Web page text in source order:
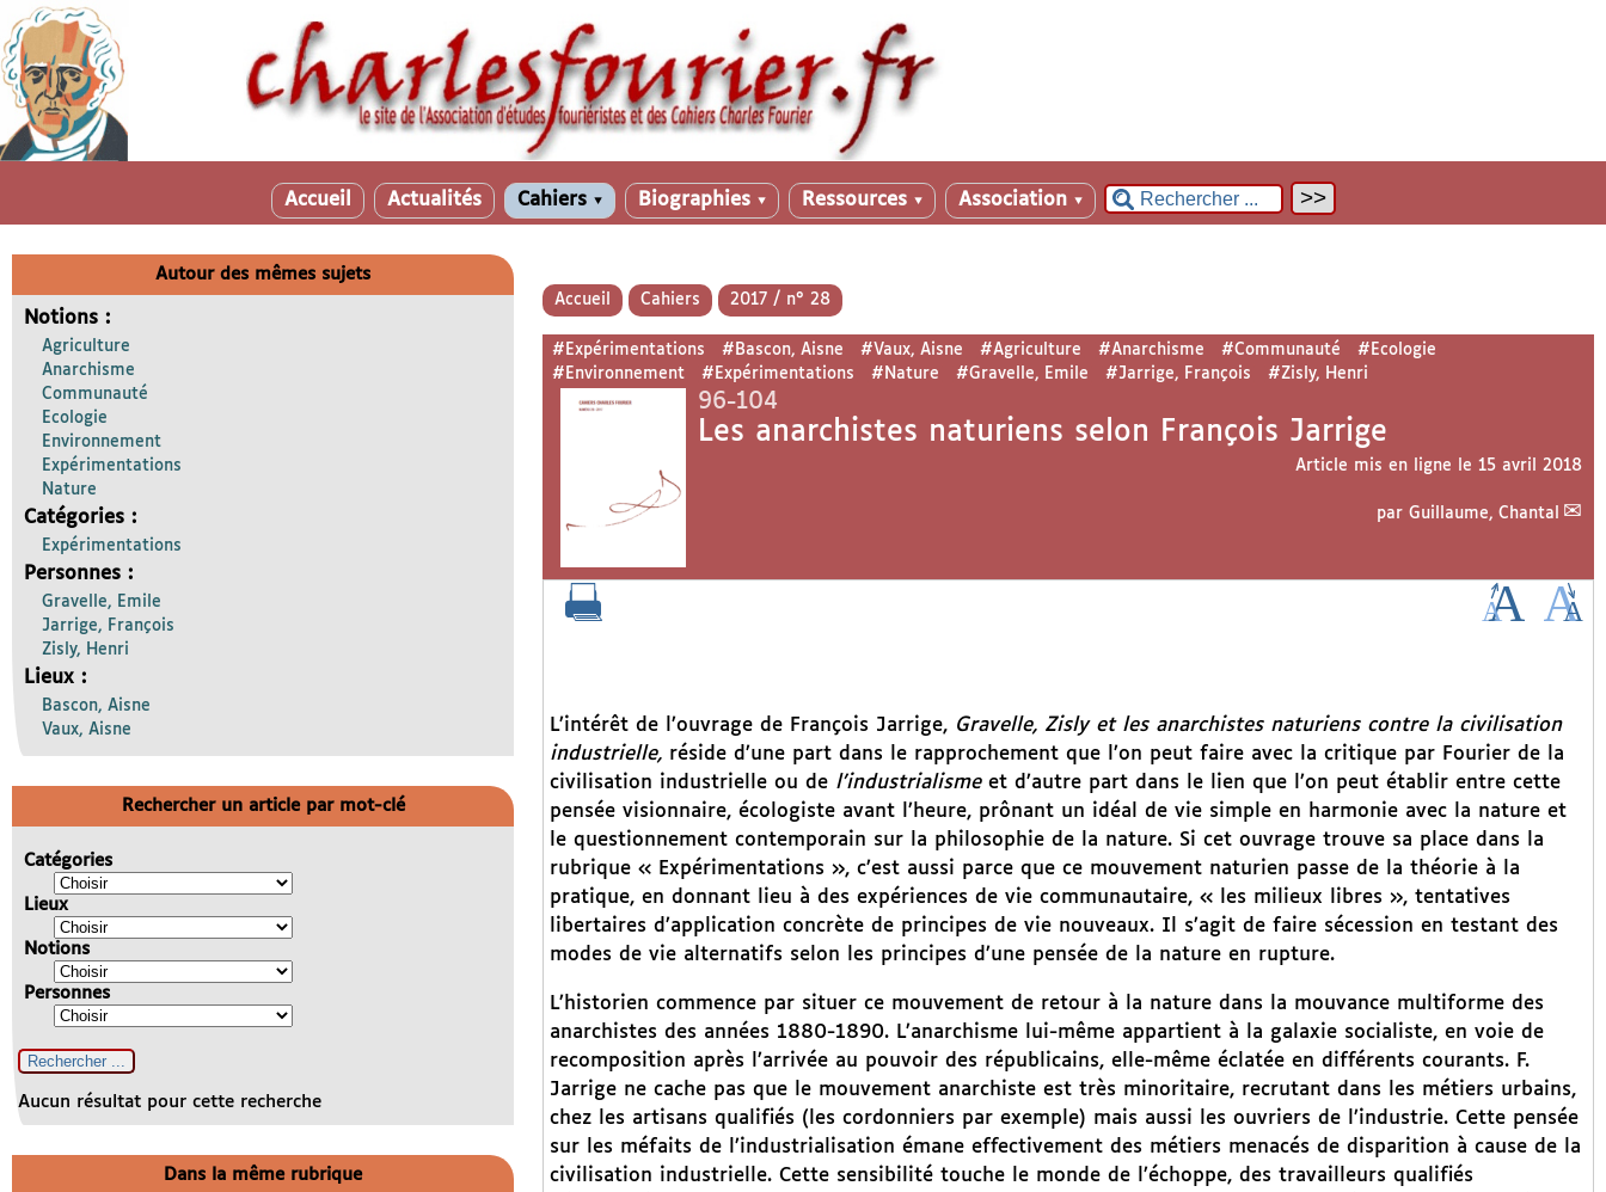
Accueil Actualités Cahiers ▼ Biographies ▼ Ressources ▼ Association ▼
Accueil Cahiers 2017 / n° 28
#Expérimentations #Bascon, Aisne #Vaux, Aisne #Agriculture #Anarchisme #Communauté
#Ecologie
#Environnement
#Expérimentations #Nature #Gravelle, Emile #Jarrige, François #Zisly, Henri
96-104
Les anarchistes naturiens selon François Jarrige
Article mis en ligne le 15 avril 2018
par Guillaume, Chantal
L’intérêt de l’ouvrage de François Jarrige, Gravelle, Zisly et les anarchistes naturiens contre la civilisation
industrielle,réside d’une part dans le rapprochement que l’on peut faire avec la critique par Fourier de la
civilisation industrielle ou de l’industrialismeet d’autre part dans le lien que l’on peut établir entre cette
pensée visionnaire, écologiste avant l’heure, prônant un idéal de vie simple en harmonie avec la nature et
le questionnement contemporain sur la philosophie de la nature. Si cet ouvrage trouve sa place dans la
rubrique « Expérimentations », c’est aussi parce que ce mouvement naturien passe de la théorie à la
pratique, en donnant lieu à des expériences de vie communautaire, « les milieux libres », tentatives
libertaires d’application concrète de principes de vie nouveaux. Il s’agit de faire sécession en testant des
modes de vie alternatifs selon les principes d’une pensée de la nature en rupture.
L’historien commence par situer ce mouvement de retour à la nature dans la mouvance multiforme des
anarchistes des années 1880-1890. L’anarchisme lui-même appartient à la galaxie socialiste, en voie de
recomposition après l’arrivée au pouvoir des républicains, elle-même éclatée en différents courants. F.
Jarrige ne cache pas que le mouvement anarchiste est très minoritaire, recrutant dans les métiers urbains,
chez les artisans qualifiés (les cordonniers par exemple) mais aussi les ouvriers de l’industrie. Cette pensée
sur les méfaits de l’industrialisation émane effectivement des métiers menacés de disparition à cause de la
civilisation industrielle. Cette sensibilité touche le monde de l’échoppe, des travailleurs qualifiés
Autour des mêmes sujets
Notions :
Agriculture
Anarchisme
Communauté
Ecologie
Environnement
Expérimentations
Nature
Catégories :
Expérimentations
Personnes :
Gravelle, Emile
Jarrige, François
Zisly, Henri
Lieux :
Bascon, Aisne
Vaux, Aisne
Rechercher un article par mot-clé
Catégories
Lieux
Notions
Personnes
Aucun résultat pour cette recherche
Dans la même rubrique